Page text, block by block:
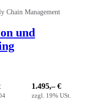
Chain Management
und
1.495,– €
zzgl. 19% USt.